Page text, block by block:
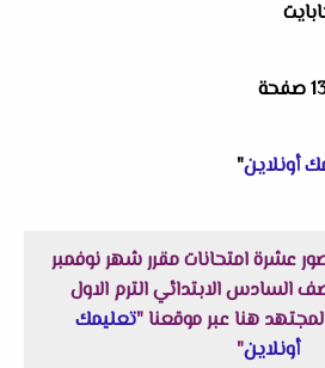
أونلاين"
عشرة امتحانات مقرر شهر نوفمبر
السادس الابتدائي الترم الاول
تعليمك
أونلاين"